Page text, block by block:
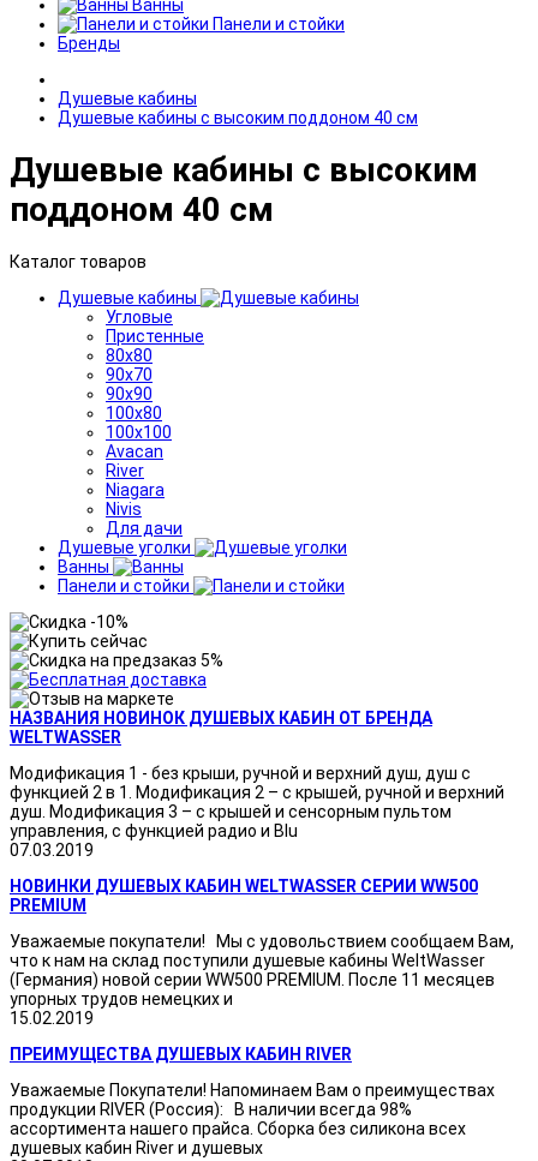
Ванны
Панели и стойки
Бренды
Душевые кабины
Душевые кабины с высоким поддоном 40 см
Душевые кабины с высоким
поддоном 40 см
Каталог товаров
Душевые кабины
Угловые
Пристенные
80x80
90x70
90x90
100x80
100x100
Avacan
River
Niagara
Nivis
Для дачи
Душевые уголки
Ванны
Панели и стойки
НАЗВАНИЯ НОВИНОК ДУШЕВЫХ КАБИН ОТ БРЕНДА
WELTWASSER
Модификация 1 - без крыши, ручной и верхний душ, душ с
функцией 2 в 1. Модификация 2 – с крышей, ручной и верхний
душ. Модификация 3 – с крышей и сенсорным пультом
управления, с функцией радио и Blu
07.03.2019
НОВИНКИ ДУШЕВЫХ КАБИН WELTWASSER СЕРИИ WW500
PREMIUM
Уважаемые покупатели! Мы с удовольствием сообщаем Вам,
что к нам на склад поступили душевые кабины WeltWasser
(Германия) новой серии WW500 PREMIUM. После 11 месяцев
упорных трудов немецких и
15.02.2019
ПРЕИМУЩЕСТВА ДУШЕВЫХ КАБИН RIVER
Уважаемые Покупатели! Напоминаем Вам о преимуществах
продукции RIVER (Россия): В наличии всегда 98%
ассортимента нашего прайса. Сборка без силикона всех
душевых кабин River и душевых